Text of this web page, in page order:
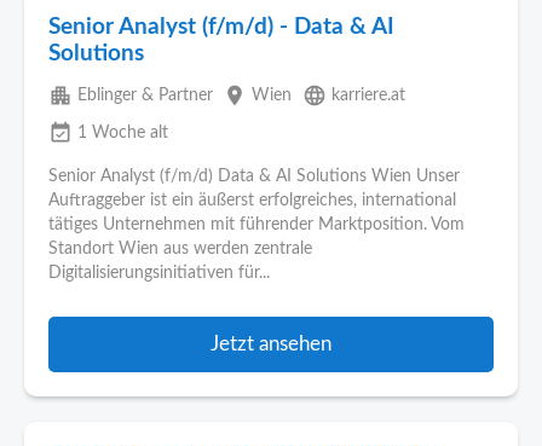
Senior Analyst (f/m/d) - Data & AI
Solutions
apartment Eblinger & Partner place Wien language karriere.at
event_available 1 Woche alt
Senior Analyst (f/m/d) Data & AI Solutions Wien Unser
Auftraggeber ist ein äußerst erfolgreiches, international
tätiges Unternehmen mit führender Marktposition. Vom
Standort Wien aus werden zentrale
Digitalisierungsinitiativen für...
Jetzt ansehen